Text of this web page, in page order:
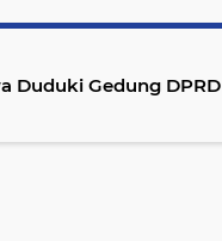
Duduki Gedung DPRD